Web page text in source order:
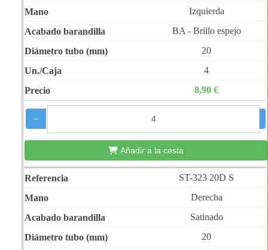
Izquierda
BA - Brillo espejo
20
4
8,90 €
−
Añadir a la cesta
ST-323 20D S
Derecha
Satinado
20